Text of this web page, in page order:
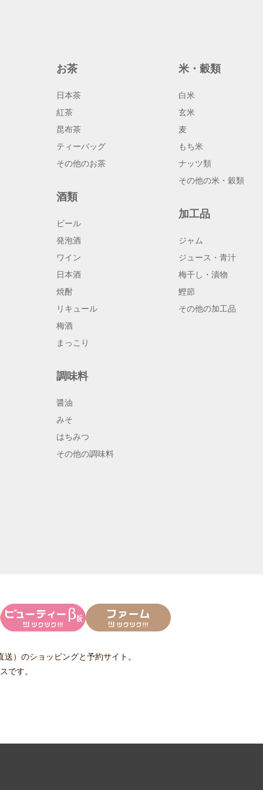
お茶
日本茶
紅茶
昆布茶
ティーバッグ
その他のお茶
酒類
ビール
発泡酒
ワイン
日本酒
焼酎
リキュール
梅酒
まっこり
調味料
醤油
みそ
はちみつ
その他の調味料
米・穀類
白米
玄米
麦
もち米
ナッツ類
その他の米・穀類
加工品
ジャム
ジュース・青汁
梅干し・漬物
鰹節
その他の加工品
） のショッピングと予約サイト。
です。